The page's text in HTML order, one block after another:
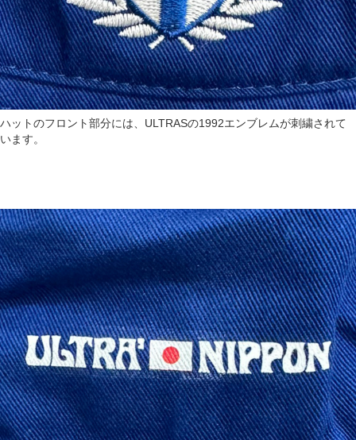
ハットのフロント部分には、ULTRASの1992エンブレムが刺繍されて
います。